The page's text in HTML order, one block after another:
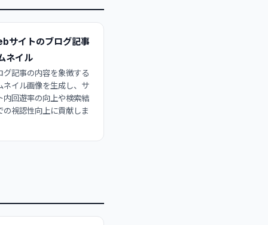
サイトのブログ記事
ネイル
グ記事の内容を象徴する
ネイル画像を生成し、サ
内回遊率の向上や検索結
の視認性向上に貢献しま